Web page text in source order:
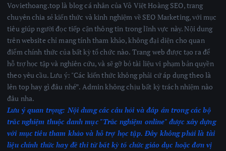
Voviethoang.top là blog cá nhân của Võ Việt Hoàng SEO, trang
chuyên chia sẻ kiến thức và kinh nghiệm về SEO Marketing, với mục
tiêu giúp người đọc tiếp cận thông tin trong lĩnh vực này. Nội dung
trên website chỉ mang tính tham khảo, không đại diện cho quan
điểm chính thức của bất kỳ tổ chức nào. Trang web được tạo ra để
hỗ trợ học tập và nghiên cứu, và sẽ gỡ bỏ tài liệu vi phạm bản quyền
theo yêu cầu. Lưu ý: "Các kiến thức không phải cứ áp dụng theo là
lên top hay gì đâu nhé”. Admin không chịu bất kỳ trách nhiệm nào
đâu nha.
Lưu ý quan trọng: Nội dung các câu hỏi và đáp án trong các bộ
trắc nghiệm thuộc danh mục "Trắc nghiệm online" được xây dựng
với mục tiêu tham khảo và hỗ trợ học tập. Đây không phải là tài
liệu chính thức hay đề thi từ bất kỳ tổ chức giáo dục hoặc đơn vị